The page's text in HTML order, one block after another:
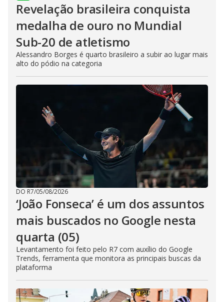
Revelação brasileira conquista
medalha de ouro no Mundial
Sub-20 de atletismo
Alessandro Borges é quarto brasileiro a subir ao lugar mais
alto do pódio na categoria
DO R7/05/08/2026
‘João Fonseca’ é um dos assuntos
mais buscados no Google nesta
quarta (05)
Levantamento foi feito pelo R7 com auxílio do Google
Trends, ferramenta que monitora as principais buscas da
plataforma